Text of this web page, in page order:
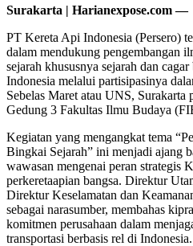
Surakarta | Harianexpose.com —
PT Kereta Api Indonesia (Persero)
dalam mendukung pengembangan
sejarah khususnya sejarah dan
Indonesia melalui partisipasinya
Sebelas Maret atau UNS, Surakarta
Gedung 3 Fakultas Ilmu Budaya
Kegiatan yang mengangkat tema
Bingkai Sejarah” ini menjadi ajang
wawasan mengenai peran strategis
perkeretaapian bangsa. Direktur
Direktur Keselamatan dan
sebagai narasumber, membahas
komitmen perusahaan dalam
transportasi berbasis rel di Indonesia.